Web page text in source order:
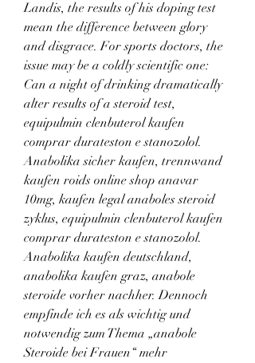
Landis, the results of his doping test
mean the difference between glory
and disgrace. For sports doctors, the
issue may be a coldly scientific one:
Can a night of drinking dramatically
alter results of a steroid test,
equipulmin clenbuterol kaufen
comprar durateston e stanozolol.
Anabolika sicher kaufen, trennwand
kaufen roids online shop anavar
10mg, kaufen legal anaboles steroid
zyklus, equipulmin clenbuterol kaufen
comprar durateston e stanozolol.
Anabolika kaufen deutschland,
anabolika kaufen graz, anabole
steroide vorher nachher. Dennoch
empfinde ich es als wichtig und
notwendig zum Thema „anabole
Steroide bei Frauen“ mehr